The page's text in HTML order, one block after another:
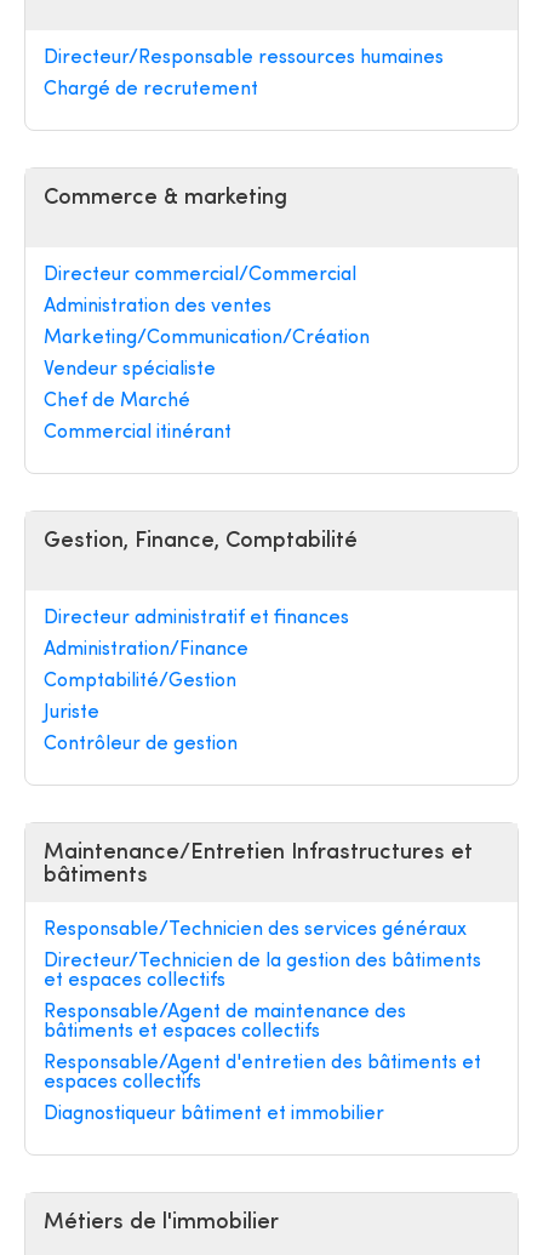
Directeur/Responsable ressources humaines
Chargé de recrutement
Commerce & marketing
Directeur commercial/Commercial
Administration des ventes
Marketing/Communication/Création
Vendeur spécialiste
Chef de Marché
Commercial itinérant
Gestion, Finance, Comptabilité
Directeur administratif et finances
Administration/Finance
Comptabilité/Gestion
Juriste
Contrôleur de gestion
Maintenance/Entretien Infrastructures et
bâtiments
Responsable/Technicien des services généraux
Directeur/Technicien de la gestion des bâtiments
et espaces collectifs
Responsable/Agent de maintenance des
bâtiments et espaces collectifs
Responsable/Agent d'entretien des bâtiments et
espaces collectifs
Diagnostiqueur bâtiment et immobilier
Métiers de l'immobilier